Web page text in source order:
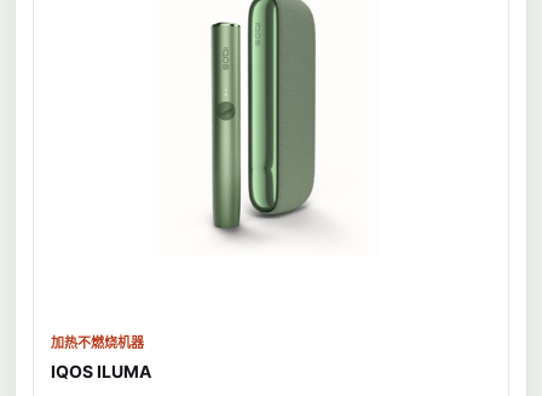
加热不燃烧机器
IQOS ILUMA